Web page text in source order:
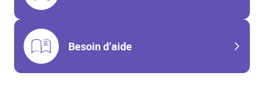
Besoin d’aide